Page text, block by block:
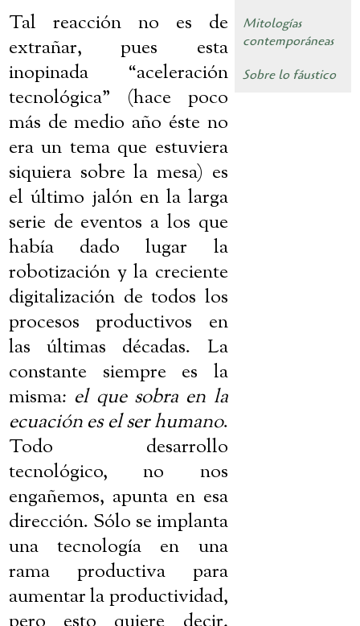
Tal reacción no es de
extrañar, pues esta
inopinada “aceleración
tecnológica” (hace poco
más de medio año éste no
era un tema que estuviera
siquiera sobre la mesa) es
el último jalón en la larga
serie de eventos a los que
había dado lugar la
robotización y la creciente
digitalización de todos los
procesos productivos en
las últimas décadas. La
constante siempre es la
misma: el que sobra en la
ecuación es el ser humano.
Todo desarrollo
tecnológico, no nos
engañemos, apunta en esa
dirección. Sólo se implanta
una tecnología en una
rama productiva para
aumentar la productividad,
Mitologías
contemporáneas
Sobre lo fáustico